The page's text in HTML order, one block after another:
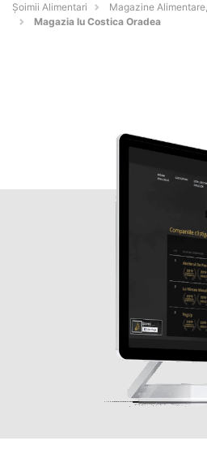
Şoimii Alimentari
Magazine
Magazia lu Costica Oradea